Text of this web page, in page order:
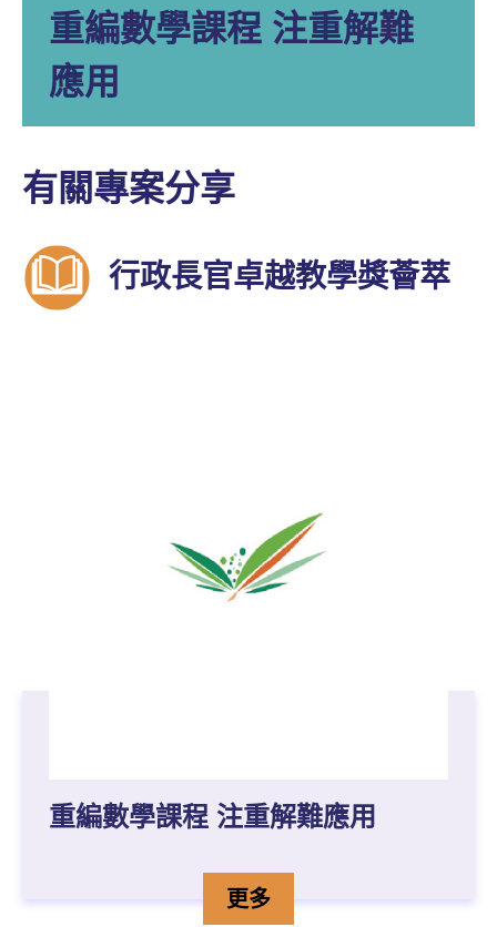
重編數學課程 注重解難
應用
有關專案分享
行政長官卓越教學獎薈萃
重編數學課程 注重解難應用
重編數學課程 注重解難應
更多詳情